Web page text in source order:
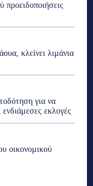
κλείνει λιμάνια
για να
εκλογές
οικονομικού